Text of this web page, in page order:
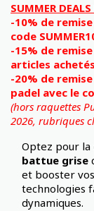
SUMMER DEALS
-10% de
code
-15% de
articles
-20% de
padel avec le
(hors raquettes
2026, rubriques
Optez pour la
battue grise
et booster
technologies
dynamiques.